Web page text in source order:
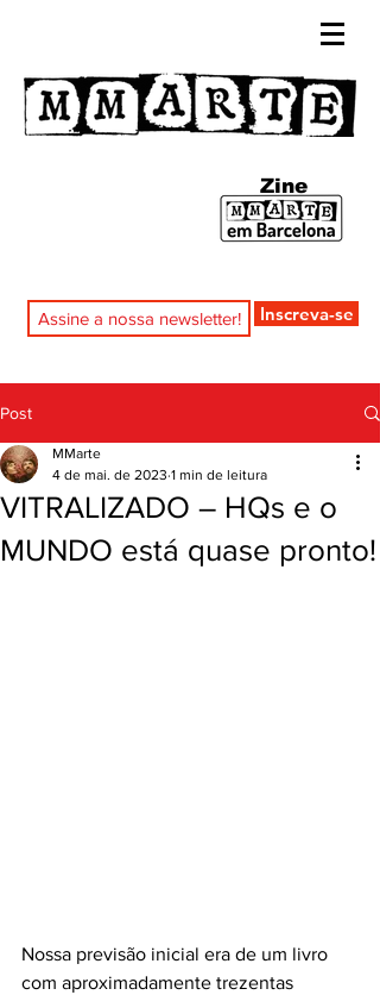
Zine
Inscreva-se
Post
VITRALIZADO – HQs e o
MUNDO está quase pronto!
MMarte
4 de mai. de 2023 1 min de leitura
Nossa previsão inicial era de um livro
com aproximadamente trezentas